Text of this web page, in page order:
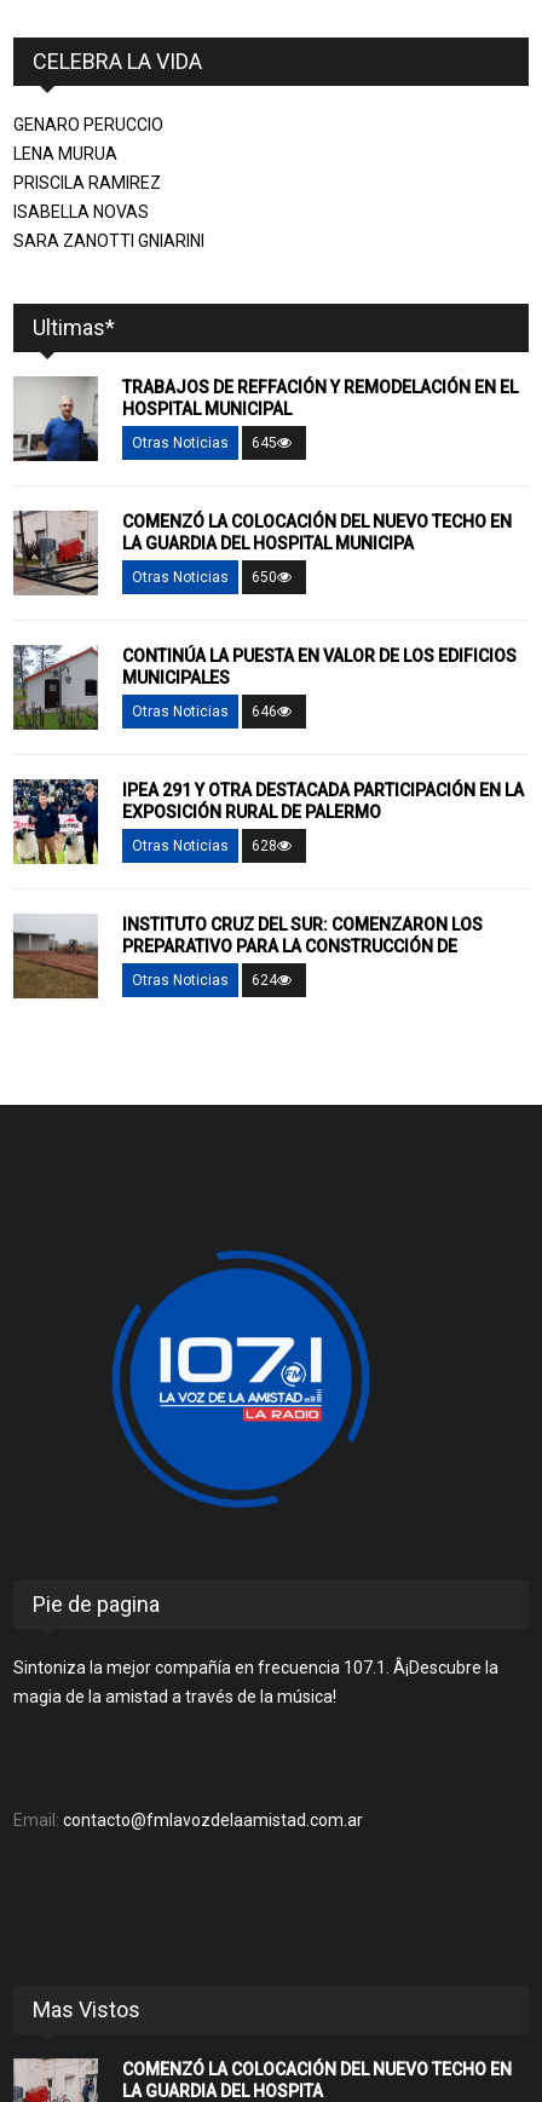
CELEBRA LA VIDA
GENARO PERUCCIO
LENA MURUA
PRISCILA RAMIREZ
ISABELLA NOVAS
SARA ZANOTTI GNIARINI
Ultimas*
TRABAJOS DE REFFACIÓN Y REMODELACIÓN EN EL
HOSPITAL MUNICIPAL
Otras Noticias 645
COMENZÓ LA COLOCACIÓN DEL NUEVO TECHO EN
LA GUARDIA DEL HOSPITAL MUNICIPA
Otras Noticias 650
CONTINÚA LA PUESTA EN VALOR DE LOS EDIFICIOS
MUNICIPALES
Otras Noticias 646
IPEA 291 Y OTRA DESTACADA PARTICIPACIÓN EN LA
EXPOSICIÓN RURAL DE PALERMO
Otras Noticias 628
INSTITUTO CRUZ DEL SUR: COMENZARON LOS
PREPARATIVO PARA LA CONSTRUCCIÓN DE
Otras Noticias 624
Pie de pagina
Sintoniza la mejor compañía en frecuencia 107.1. Â¡Descubre la
magia de la amistad a través de la música!
Email:contacto@fmlavozdelaamistad.com.ar
Mas Vistos
COMENZÓ LA COLOCACIÓN DEL NUEVO TECHO EN
LA GUARDIA DEL HOSPITA